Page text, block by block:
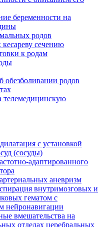
беременности на
родов
сечению
к родам
родов
телемедицинскую
с установкой
(сосуды)
адаптированного
аневризм
внутримозговых и
гематом с
нейронавигации
вмешательства на
отделах церебральных